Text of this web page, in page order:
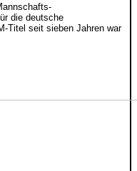
die deutsche
Titel seit sieben Jahren war